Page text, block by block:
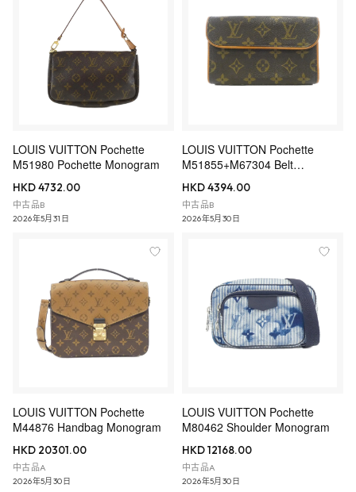
LOUIS VUITTON Pochette
M51980 Pochette Monogram
HKD 4732.00
中古品B
2026年5月31日
LOUIS VUITTON Pochette
M51855+M67304 Belt
HKD 4394.00
中古品B
2026年5月30日
LOUIS VUITTON Pochette
M44876 Handbag Monogram
HKD 20301.00
中古品A
2026年5月30日
LOUIS VUITTON Pochette
M80462 Shoulder Monogram
HKD 12168.00
中古品A
2026年5月30日